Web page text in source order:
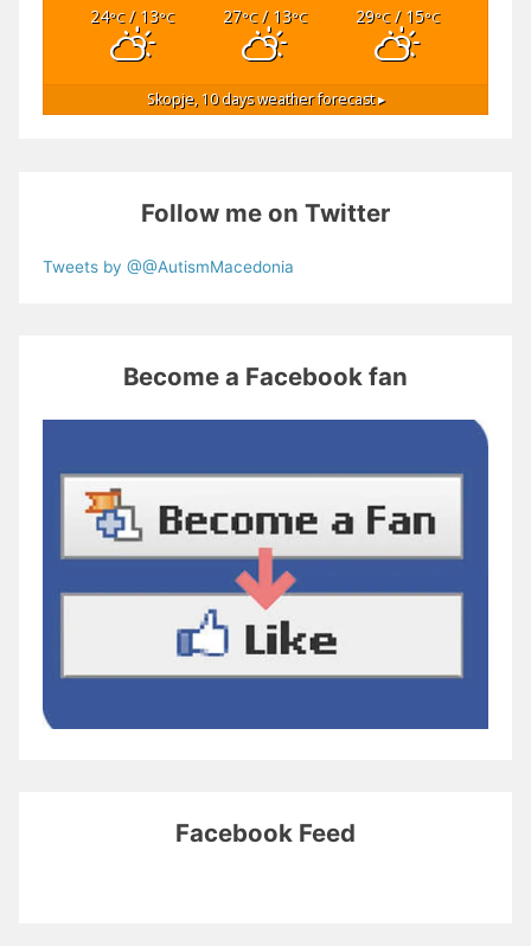
24°C/ 13°C 27°C/ 13°C 29°C/ 15°C
Skopje,10 days weather forecast ▸
Follow me on Twitter
Tweets by @@AutismMacedonia
Become a Facebook fan
Facebook Feed